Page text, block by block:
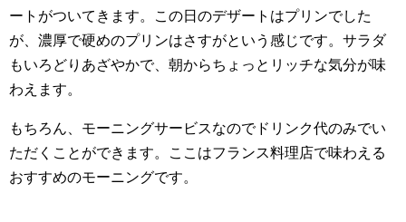
ートがついてきます。この日のデザートはプリンでした
が、濃厚で硬めのプリンはさすがという感じです。サラダ
もいろどりあざやかで、朝からちょっとリッチな気分が味
わえます。
もちろん、モーニングサービスなのでドリンク代のみでい
ただくことができます。ここはフランス料理店で味わえる
おすすめのモーニングです。